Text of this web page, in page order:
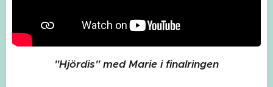
"Hjördis" med Marie i finalringen